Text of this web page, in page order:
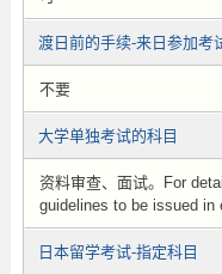
渡日前的手续-来日参加考
不要
大学单独考试的科目
资料审查、面试。For
guidelines to be issued in
日本留学考试-指定科目